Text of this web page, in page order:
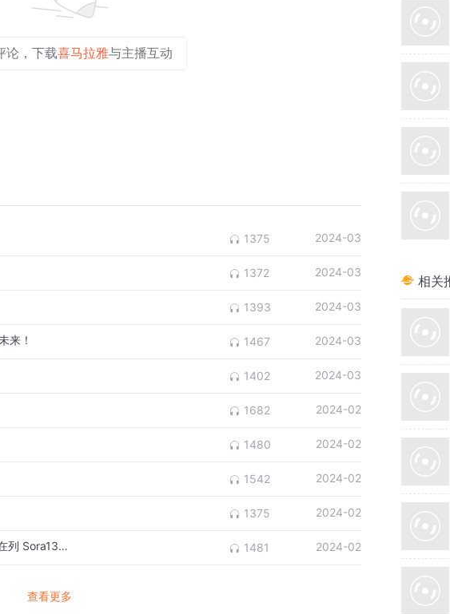
论，下载喜马拉雅与主播互动
1375 2024-03
1372 2024-03
1393 2024-03
来！ 1467 2024-03
1402 2024-03
1682 2024-02
1480 2024-02
1542 2024-02
1375 2024-02
Sora13人团队曝光：应届生挑大梁，3位华人在列 Sora13人技术团队曝光 1481 2024-02
查看更多
相关